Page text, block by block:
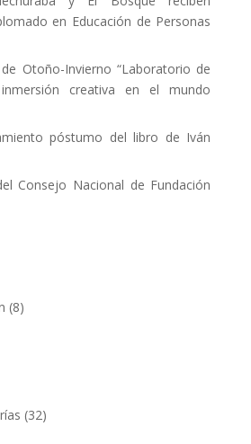
en Educación de Personas
Otoño-Invierno “Laboratorio de
inmersión creativa en el mundo
póstumo del libro de Iván
Consejo Nacional de Fundación
(8)
(32)